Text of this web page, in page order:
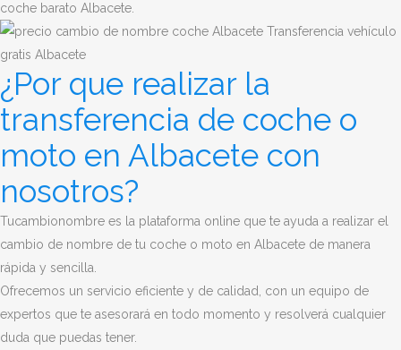
coche barato Albacete.
¿Por que realizar la
transferencia de coche o
moto en Albacete con
nosotros?
Tucambionombre es la plataforma online que te ayuda a realizar el
cambio de nombre de tu coche o moto en Albacete de manera
rápida y sencilla.
Ofrecemos un servicio eficiente y de calidad, con un equipo de
expertos que te asesorará en todo momento y resolverá cualquier
duda que puedas tener.